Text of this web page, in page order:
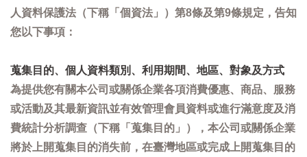
人資料保護法（下稱「個資法」）第8條及第9條規定，告知
您以下事項：
蒐集目的、個人資料類別、利用期間、地區、對象及方式
為提供您有關本公司或關係企業各項消費優惠、商品、服務
或活動及其最新資訊並有效管理會員資料或進行滿意度及消
費統計分析調查（下稱「蒐集目的」），本公司或關係企業
將於上開蒐集目的消失前，在臺灣地區或完成上開蒐集目的